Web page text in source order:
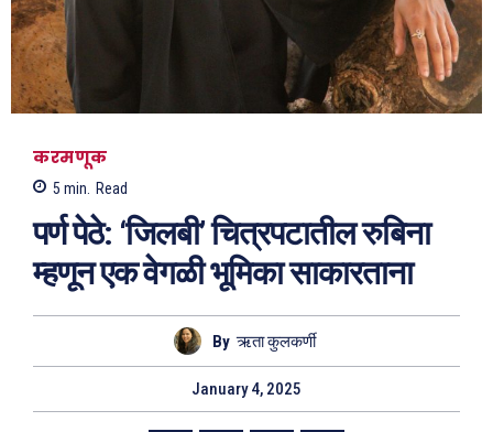
करमणूक
5 min. Read
पर्ण पेठे: ‘जिलबी’ चित्रपटातील रुबिना
म्हणून एक वेगळी भूमिका साकारताना
By ऋता कुलकर्णी
January 4, 2025